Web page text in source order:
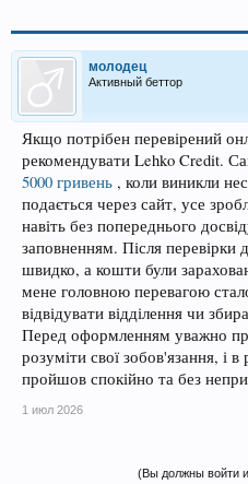
молодец
Активный беттор
Якщо потрібен перевірений
рекомендувати Lehko Credit.
5000 гривень , коли виникли
подається через сайт, усе
навіть без попереднього
заповненням. Після перевірки
швидко, а кошти були
мене головною перевагою
відвідувати відділення чи
Перед оформленням уважно
розуміти свої зобов'язання, і в
пройшов спокійно та без
1 июл 2026
(Вы должны войти